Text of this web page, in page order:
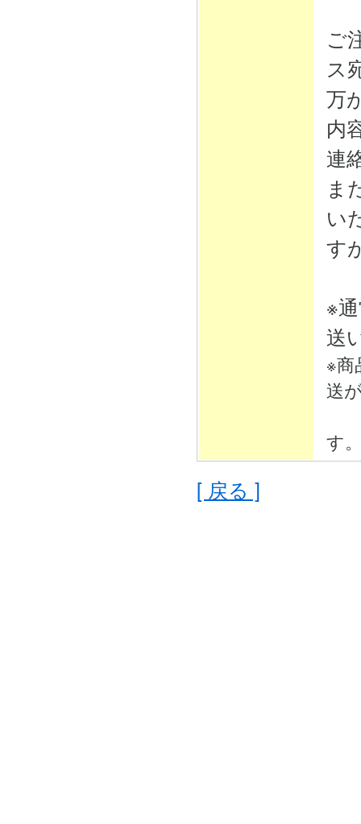
ご
ス
万
内
連
ま
い
す
※
送
※商
送
す
[ 戻る ]